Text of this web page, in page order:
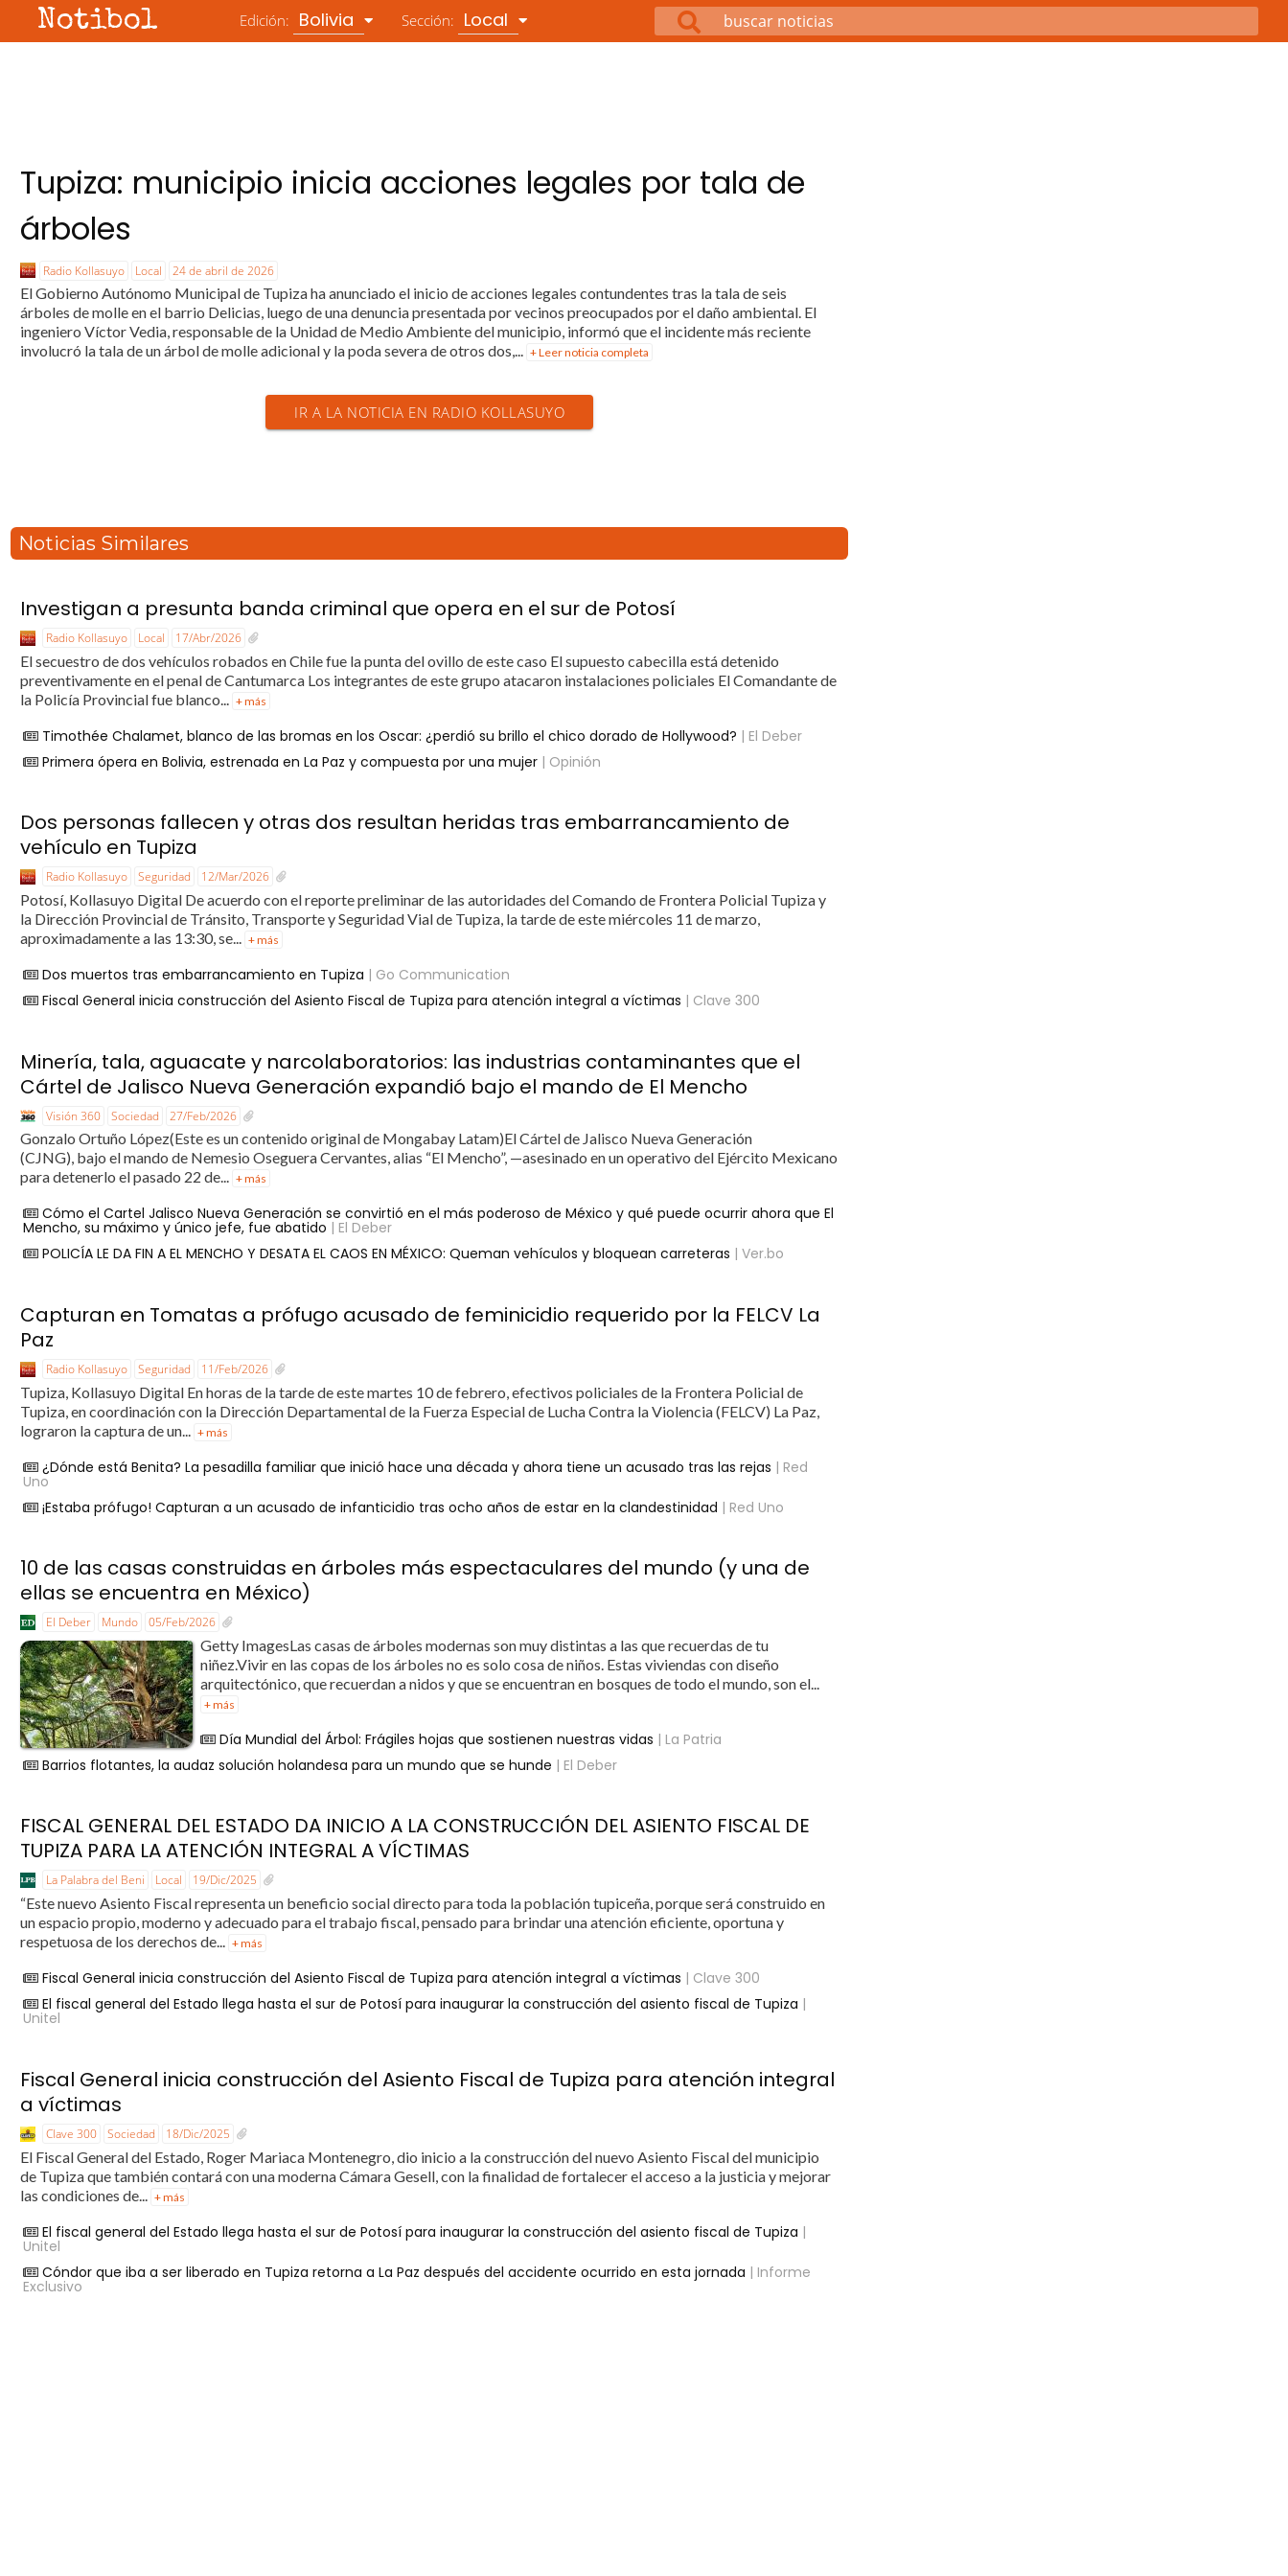
Notibol Edición: Bolivia Sección: Local
Tupiza: municipio inicia acciones legales por tala de
árboles
Radio Kollasuyo Local 24 de abril de 2026
El Gobierno Autónomo Municipal de Tupiza ha anunciado el inicio de acciones legales contundentes tras la tala de seis
árboles de molle en el barrio Delicias, luego de una denuncia presentada por vecinos preocupados por el daño ambiental. El
ingeniero Víctor Vedia, responsable de la Unidad de Medio Ambiente del municipio, informó que el incidente más reciente
involucró la tala de un árbol de molle adicional y la poda severa de otros dos,... + Leer noticia completa
IR A LA NOTICIA EN RADIO KOLLASUYO
Noticias Similares
Investigan a presunta banda criminal que opera en el sur de Potosí
Radio Kollasuyo Local 17/Abr/2026
El secuestro de dos vehículos robados en Chile fue la punta del ovillo de este caso El supuesto cabecilla está detenido
preventivamente en el penal de Cantumarca Los integrantes de este grupo atacaron instalaciones policiales El Comandante de
la Policía Provincial fue blanco...
+ más
Timothée Chalamet, blanco de las bromas en los Oscar: ¿perdió su brillo el chico dorado de Hollywood? | El Deber
Primera ópera en Bolivia, estrenada en La Paz y compuesta por una mujer | Opinión
Dos personas fallecen y otras dos resultan heridas tras embarrancamiento de
vehículo en Tupiza
Radio Kollasuyo Seguridad 12/Mar/2026
Potosí, Kollasuyo Digital De acuerdo con el reporte preliminar de las autoridades del Comando de Frontera Policial Tupiza y
la Dirección Provincial de Tránsito, Transporte y Seguridad Vial de Tupiza, la tarde de este miércoles 11 de marzo,
aproximadamente a las 13:30, se... + más
Dos muertos tras embarrancamiento en Tupiza | Go Communication
Fiscal General inicia construcción del Asiento Fiscal de Tupiza para atención integral a víctimas | Clave 300
Minería, tala, aguacate y narcolaboratorios: las industrias contaminantes que el
Cártel de Jalisco Nueva Generación expandió bajo el mando de El Mencho
Visión 360 Sociedad 27/Feb/2026
Gonzalo Ortuño López(Este es un contenido original de Mongabay Latam)El Cártel de Jalisco Nueva Generación
(CJNG), bajo el mando de Nemesio Oseguera Cervantes, alias “El Mencho”, —asesinado en un operativo del Ejército Mexicano
para detenerlo el pasado 22 de... + más
Cómo el Cartel Jalisco Nueva Generación se convirtió en el más poderoso de México y qué puede ocurrir ahora que El
Mencho, su máximo y único jefe, fue abatido | El Deber
POLICÍA LE DA FIN A EL MENCHO Y DESATA EL CAOS EN MÉXICO: Queman vehículos y bloquean carreteras | Ver.bo
Capturan en Tomatas a prófugo acusado de feminicidio requerido por la FELCV La
Paz
Radio Kollasuyo Seguridad 11/Feb/2026
Tupiza, Kollasuyo Digital En horas de la tarde de este martes 10 de febrero, efectivos policiales de la Frontera Policial de
Tupiza, en coordinación con la Dirección Departamental de la Fuerza Especial de Lucha Contra la Violencia (FELCV) La Paz,
lograron la captura de un...
+ más
¿Dónde está Benita? La pesadilla familiar que inició hace una década y ahora tiene un acusado tras las rejas | Red
Uno
¡Estaba prófugo! Capturan a un acusado de infanticidio tras ocho años de estar en la clandestinidad | Red Uno
10 de las casas construidas en árboles más espectaculares del mundo (y una de
ellas se encuentra en México)
El Deber Mundo 05/Feb/2026
Getty ImagesLas casas de árboles modernas son muy distintas a las que recuerdas de tu
niñez.Vivir en las copas de los árboles no es solo cosa de niños. Estas viviendas con diseño
arquitectónico, que recuerdan a nidos y que se encuentran en bosques de todo el mundo, son el...
+ más
Día Mundial del Árbol: Frágiles hojas que sostienen nuestras vidas | La Patria
Barrios flotantes, la audaz solución holandesa para un mundo que se hunde | El Deber
FISCAL GENERAL DEL ESTADO DA INICIO A LA CONSTRUCCIÓN DEL ASIENTO FISCAL DE
TUPIZA PARA LA ATENCIÓN INTEGRAL A VÍCTIMAS
La Palabra del Beni Local 19/Dic/2025
“Este nuevo Asiento Fiscal representa un beneficio social directo para toda la población tupiceña, porque será construido en
un espacio propio, moderno y adecuado para el trabajo fiscal, pensado para brindar una atención eficiente, oportuna y
respetuosa de los derechos de... + más
Fiscal General inicia construcción del Asiento Fiscal de Tupiza para atención integral a víctimas | Clave 300
El fiscal general del Estado llega hasta el sur de Potosí para inaugurar la construcción del asiento fiscal de Tupiza |
Unitel
Fiscal General inicia construcción del Asiento Fiscal de Tupiza para atención integral
a víctimas
Clave 300 Sociedad 18/Dic/2025
El Fiscal General del Estado, Roger Mariaca Montenegro, dio inicio a la construcción del nuevo Asiento Fiscal del municipio
de Tupiza que también contará con una moderna Cámara Gesell, con la finalidad de fortalecer el acceso a la justicia y mejorar
las condiciones de...
+ más
El fiscal general del Estado llega hasta el sur de Potosí para inaugurar la construcción del asiento fiscal de Tupiza |
Unitel
Cóndor que iba a ser liberado en Tupiza retorna a La Paz después del accidente ocurrido en esta jornada | Informe
Exclusivo